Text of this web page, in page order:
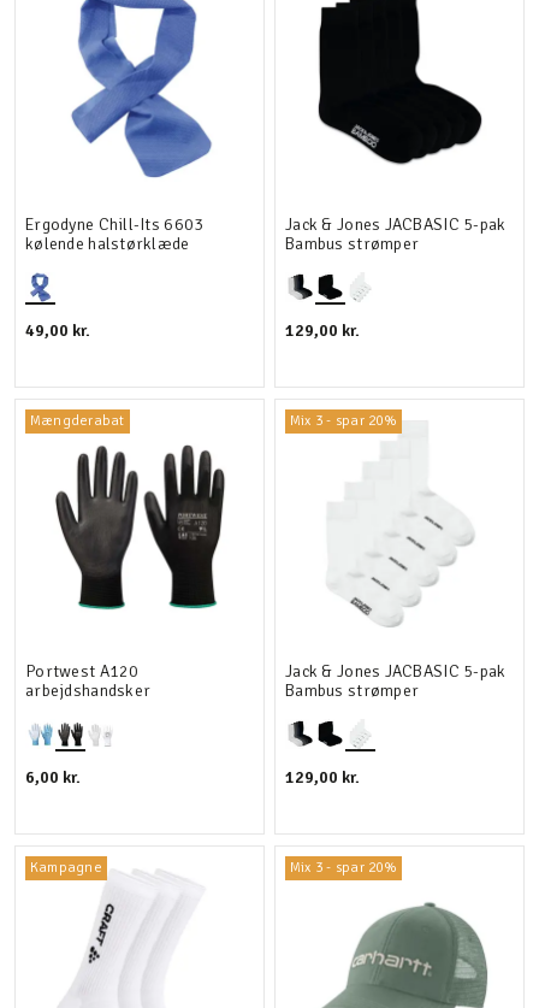
Ergodyne Chill-Its 6603
kølende halstørklæde
49,00 kr.
Jack & Jones JACBASIC 5-pak
Bambus strømper
129,00 kr.
Mængderabat
Portwest A120
arbejdshandsker
6,00 kr.
Mix 3 - spar 20%
Jack & Jones JACBASIC 5-pak
Bambus strømper
129,00 kr.
Kampagne Mix 3 - spar 20%